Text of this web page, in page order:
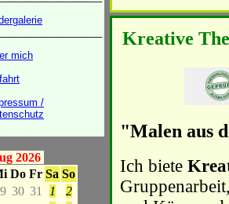
mich
/
2026
Do Fr Sa So
30 31 1
2
Kreative
"Malen aus
Ich biete